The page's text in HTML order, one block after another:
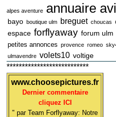
alpes aventure annuaire
bayo boutique ulm breguet choucas
espace forflyaway forum ulm
petites annonces provence romeo
ulmavendre volets10 voltige
***************************
www.choosepictures.fr
Dernier commentaire
cliquez ICI
" par Team Forflyaway: Notre